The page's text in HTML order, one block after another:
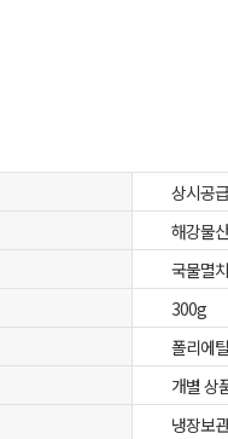
상시공급
해강물
국물멸
300g
폴리에
개별 상
냉장보